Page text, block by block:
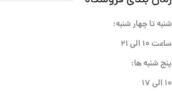
شنبه تا چهار شنبه:
ساعت ۱۰ الی ۲۱
پنج شنبه ها:
۱۰ الی ۱۷